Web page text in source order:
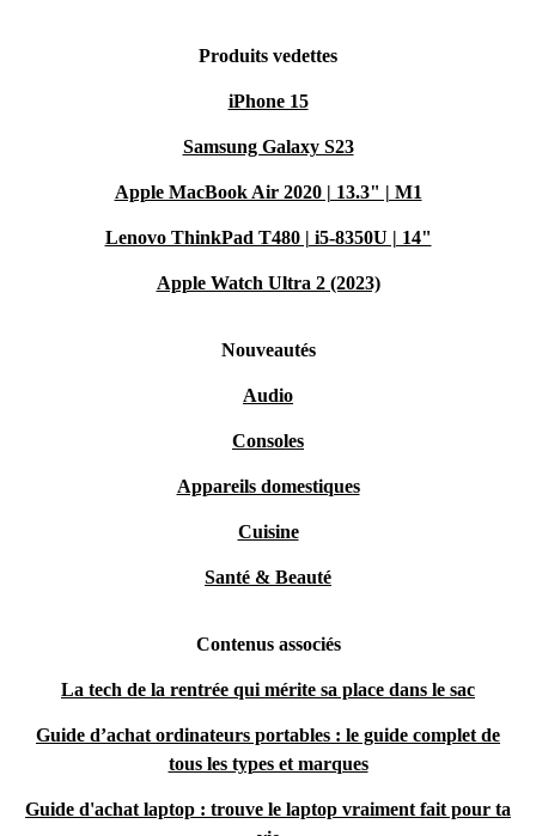
Produits vedettes
iPhone 15
Samsung Galaxy S23
Apple MacBook Air 2020 | 13.3" | M1
Lenovo ThinkPad T480 | i5-8350U | 14"
Apple Watch Ultra 2 (2023)
Nouveautés
Audio
Consoles
Appareils domestiques
Cuisine
Santé & Beauté
Contenus associés
La tech de la rentrée qui mérite sa place dans le sac
Guide d’achat ordinateurs portables : le guide complet de
tous les types et marques
Guide d'achat laptop : trouve le laptop vraiment fait pour ta